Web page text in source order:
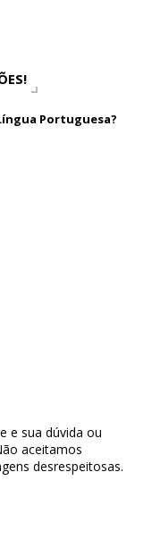
Portuguesa?
e sua dúvida ou
aceitamos
desrespeitosas.